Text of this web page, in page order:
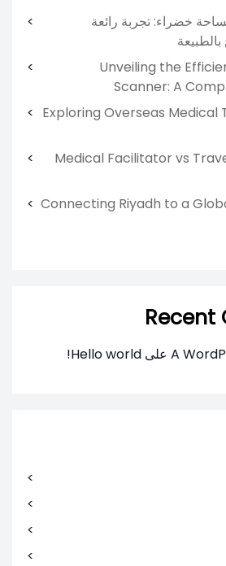
خضراء: تجربة رائعة
Unveiling the
Scanner: A
Exploring Overseas Medical
Medical Facilitator vs
Connecting Riyadh to a
Recent
A على Hello world!